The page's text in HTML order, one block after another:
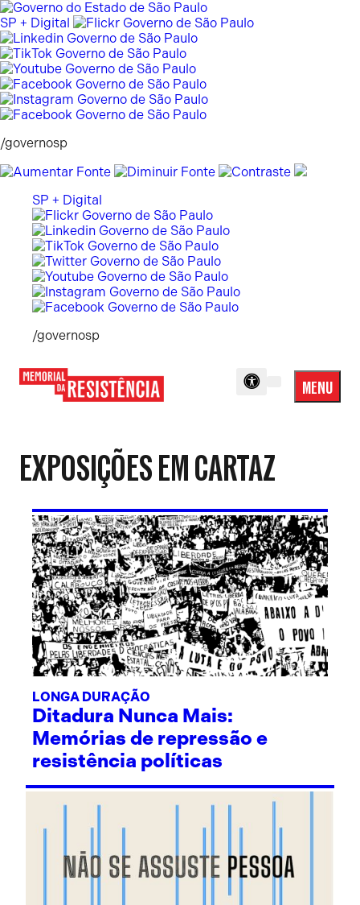
Pular
para
o
conteúdo
SP + Digital
/governosp
SP + Digital
/governosp
MENU
Menu
EXPOSIÇÕES EM CARTAZ
LONGA DURAÇÃO
Ditadura Nunca Mais:
Memórias de repressão e
resistência políticas